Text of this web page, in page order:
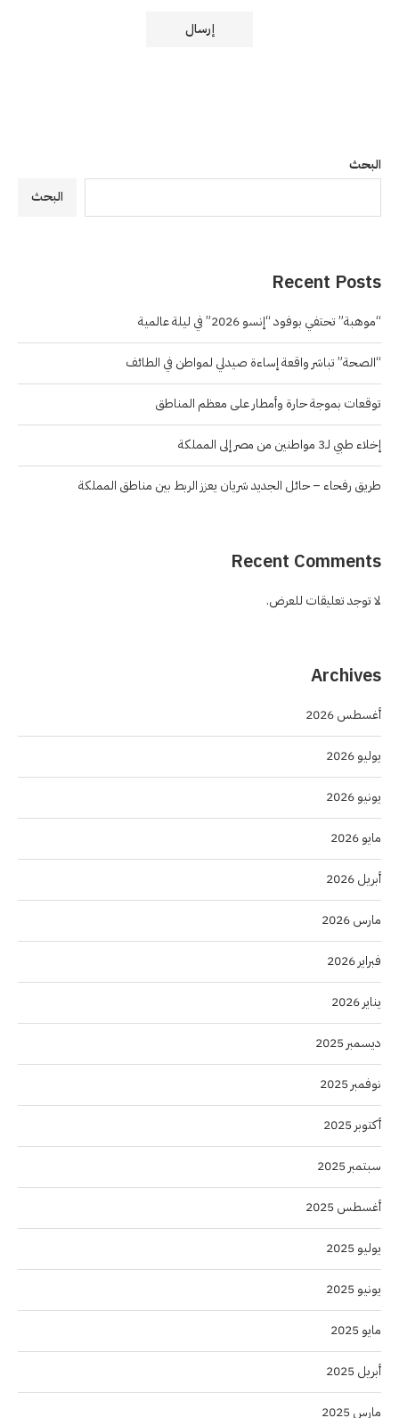
البحث
البحث
Recent Posts
“موهبة” تحتفي بوفود “إنسو 2026” في ليلة عالمية
“الصحة” تباشر واقعة إساءة صيدلي لمواطن في الطائف
توقعات بموجة حارة وأمطار على معظم المناطق
إخلاء طبي لـ3 مواطنين من مصر إلى المملكة
طريق رفحاء – حائل الجديد شريان يعزز الربط بين مناطق المملكة
Recent Comments
لا توجد تعليقات للعرض.
Archives
أغسطس 2026
يوليو 2026
يونيو 2026
مايو 2026
أبريل 2026
مارس 2026
فبراير 2026
يناير 2026
ديسمبر 2025
نوفمبر 2025
أكتوبر 2025
سبتمبر 2025
أغسطس 2025
يوليو 2025
يونيو 2025
مايو 2025
أبريل 2025
مارس 2025